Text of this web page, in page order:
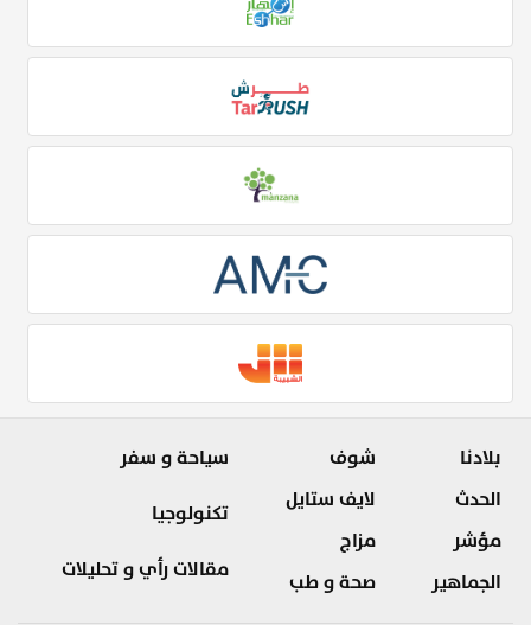
بلادنا
الحدث
مؤشر
الجماهير
شوف
لايف ستايل
مزاج
صحة و طب
سياحة و سفر
تكنولوجيا
مقالات رأي و تحليلات